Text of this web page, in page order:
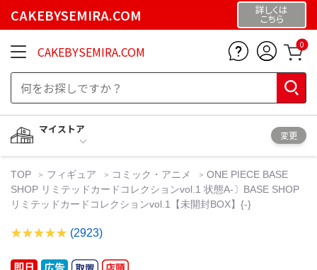
CAKEBYSEMIRA.COM 詳しくは
こちら
CAKEBYSEMIRA.COM 0
マイストア
変更
TOP フィギュア コミック・アニメ
ONE PIECE BASE
SHOP リミテッドカードコレクションvol.1 状態A-〕BASE SHOP
リミテッドカードコレクションvol.1【未開封BOX】{-}
(2923)